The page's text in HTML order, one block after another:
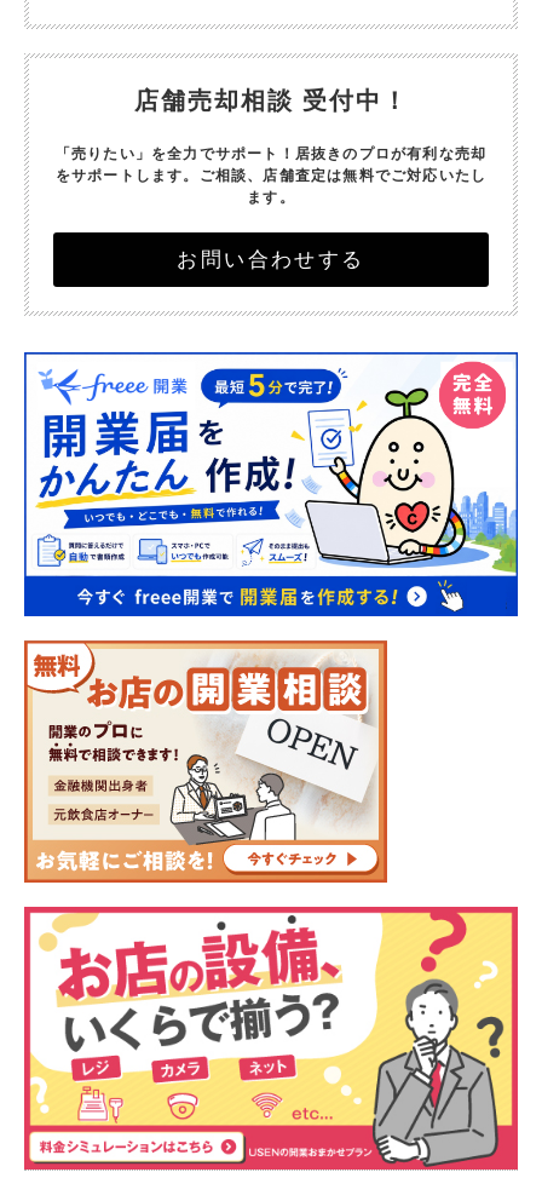
店舗売却相談 受付中！
「売りたい」を全力でサポート！ 居抜きのプロが有利な売却
をサポートします。 ご相談、店舗査定は無料でご対応いたし
ます。
お問い合わせする